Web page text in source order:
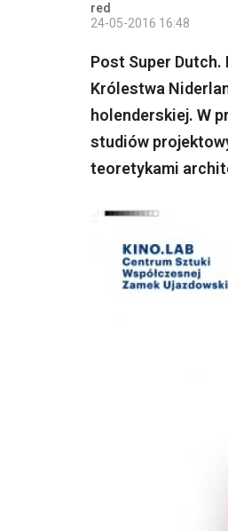
red
24-05-2016 16:48
Post Super
Królestwa
holenderskiej. W
studiów
teoretykami